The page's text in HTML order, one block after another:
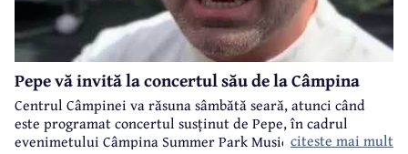
Pepe vă invită la concertul său de la Câmpina
Centrul Câmpinei va răsuna sâmbătă seară, atunci când
este programat concertul susținut de Pepe, în cadrul
evenimetului Câmpina Summer Park Music organizat de
citeste mai mult